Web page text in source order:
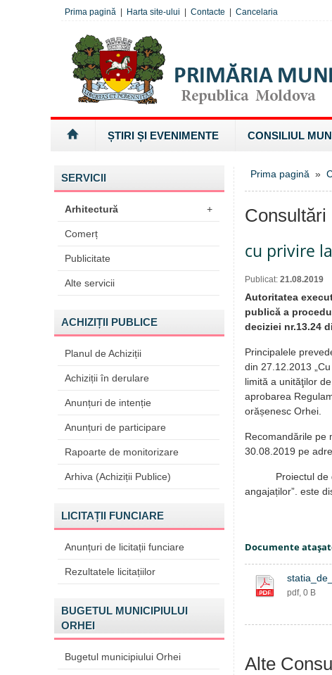
Prima pagină Harta site-ului Contacte Cancelaria
ȘTIRI ȘI EVENIMENTE CONSILIUL
SERVICII
Arhitectură +
Comerț
Publicitate
Alte servicii
ACHIZIȚII PUBLICE
Planul de Achiziții
Achiziții în derulare
Anunțuri de intenție
Anunțuri de participare
Rapoarte de monitorizare
Arhiva (Achiziții Publice)
LICITAȚII FUNCIARE
Anunțuri de licitații funciare
Rezultatele licitațiilor
BUGETUL MUNICIPIULUI
ORHEI
Bugetul municipiului Orhei
Prima pagină »
Consultări
cu privire
Publicat: 21.08.2019
Autoritatea
publică a
deciziei nr.13.24
Principalele
din 27.12.2013
limită a unităţilor
aprobarea
orășenesc Orhei.
Recomandările pe
30.08.2019 pe
Proiectul de
angajaților”. este
Documente
pdf, 0 B
Alte